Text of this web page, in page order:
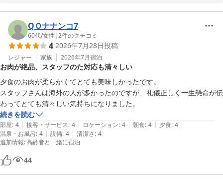
いただけたことは、私どもにとって何よりの喜びでございます。
これからも「お値段以上」と感じていただけるおもてなしを目指
し、スタッフ一同努めてまいります。またご家族皆様にお会いでき
ます日を心よりお待ちしております。
奥州秋保温泉 蘭亭
2026-06-07
お部屋の窓から秋保の美しい景色をお楽しみいただけたとのこと、
大変嬉しく拝見いたしました。また、ウェルカムベビーのお宿とし
て、ご家族皆様に安心してお過ごしいただけたご様子がうかがえ、
スタッフ一同大変励みになっております。
生後半年のお子様とのご旅行で、ベビーグッズの貸出品がお役に立
てたこと、さらにお部屋食プランにより周囲を気にすることなくご
家族でゆっくりお食事をお楽しみいただけたとのお言葉をいただ
き、何より嬉しく思います。
また、朝食会場ではベビーチェアをご利用いただき、ご家族皆様で
お食事の時間をお楽しみいただけたとのこと、安心いたしました。
離乳食やお菓子のプレゼントにつきましても、お喜びいただけて大
変光栄でございます。
これからも小さなお子様連れのお客様にも安心してご利用いただけ
QＱナナンコ7
60代/女性 |2件のクチコミ
4 2026年7月28日投稿
レジャー 家族 2026年7月宿泊
お肉が絶品、スタッフのた対応も清々しい
夕食のお肉が柔らかくてとても美味しかったです。
スタッフさんは海外の人が多かったのですが、礼儀正しく一生懸命が伝
わってとても清々しい気持ちになりました。
続きを読む
部屋: 4 | 接客・サービス: 4 | ロケーション: 4 | 朝食: 4 | 夕食: 4 |
温泉・お風呂: 4 | 設備: 4 | 清潔さ: 4
追加情報:高齢者と一緒に宿泊
44